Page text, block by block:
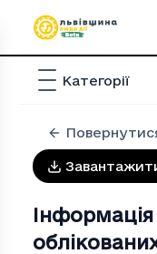
Категорії
Інформація